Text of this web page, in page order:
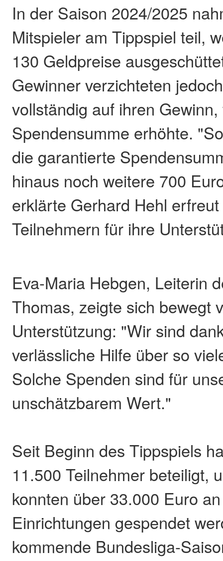
In der Saison 2024/2025
Mitspieler am Tippspiel teil,
130 Geldpreise
Gewinner verzichteten
vollständig auf ihren
Spendensumme erhöhte.
die garantierte
hinaus noch weitere 700
erklärte Gerhard Hehl
Teilnehmern für ihre
Eva-Maria Hebgen, Leiterin
Thomas, zeigte sich bewegt
Unterstützung: "Wir sind
verlässliche Hilfe über so
Solche Spenden sind für
unschätzbarem Wert."
Seit Beginn des Tippspiels
11.500 Teilnehmer beteiligt,
konnten über 33.000 Euro
Einrichtungen gespendet
kommende Bundesliga-